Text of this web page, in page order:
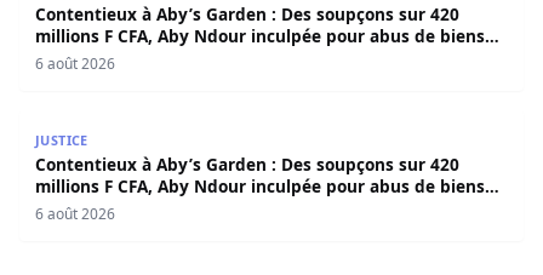
Contentieux à Aby’s Garden : Des soupçons sur 420
millions F CFA, Aby Ndour inculpée pour abus de biens
sociaux
6 août 2026
JUSTICE
Contentieux à Aby’s Garden : Des soupçons sur 420
millions F CFA, Aby Ndour inculpée pour abus de biens
sociaux
6 août 2026